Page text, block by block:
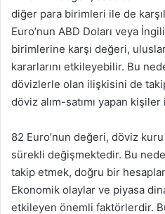
diğer para birimleri ile de
Euro’nun ABD Doları veya
birimlerine karşı değeri,
kararlarını etkileyebilir. Bu
dövizlerle olan ilişkisini de
döviz alım-satımı yapan
82 Euro’nun değeri, döviz
sürekli değişmektedir. Bu
takip etmek, doğru bir
Ekonomik olaylar ve piyasa
etkileyen önemli faktörlerdir.